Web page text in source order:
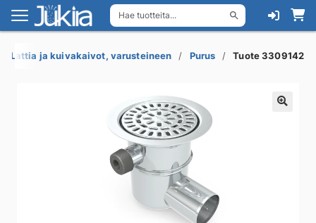
Hae tuotteita...
Siirry
navigointiin
Siirry
sisältöön
Lattia ja kuivakaivot, varusteineen Purus Tuote 3309142